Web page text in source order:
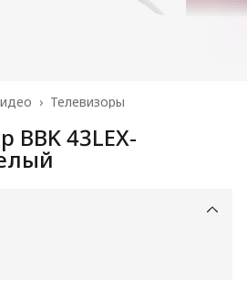
Телевизоры
›
BBK 43LEX-